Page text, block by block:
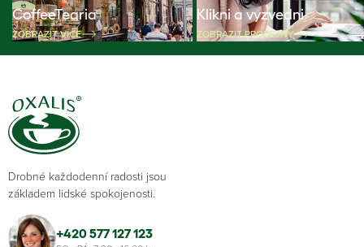
CoffeeTearia
ZOBRAZIT VÍCE
Klikni a vyzvedni
ZOBRAZIT PRODEJNY
Drobné každodenní radosti jsou
základem lidské spokojenosti.
+420 577 127 123